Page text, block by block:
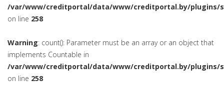
/var/www/creditportal/data/www/creditportal.by/plugins/
on line 258
Warning: count(): Parameter must be an array or an object that
implements Countable in
/var/www/creditportal/data/www/creditportal.by/plugins/
on line 258